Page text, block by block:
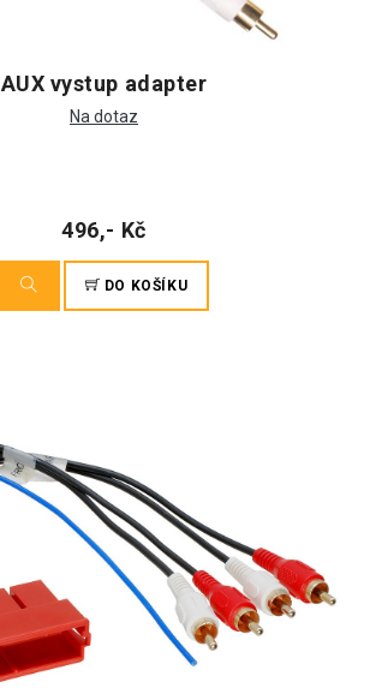
AUX vystup adapter
Na dotaz
496,- Kč
DO KOŠÍKU